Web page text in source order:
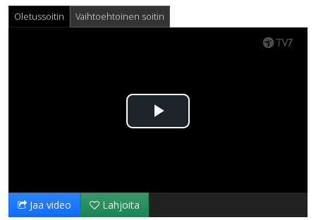
Oletussoitin Vaihtoehtoinen soitin
Toista
Jaa video Lahjoita